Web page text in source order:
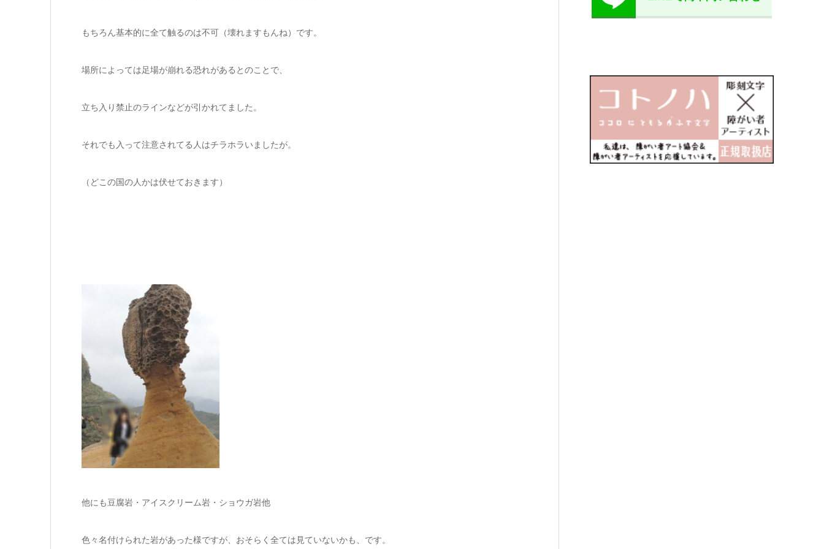
もちろん基本的に全て触るのは不可（壊れますもんね）です。
場所によっては足場が崩れる恐れがあるとのことで、
立ち入り禁止のラインなどが引かれてました。
それでも入って注意されてる人はチラホラいましたが。
（どこの国の人かは伏せておきます）
他にも豆腐岩・アイスクリーム岩・ショウガ岩他
色々名付けられた岩があった様ですが、おそらく全ては見ていないかも、です。